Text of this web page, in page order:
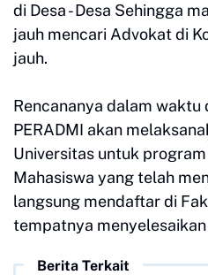
di Desa - Desa Sehingga
jauh mencari Advokat di
jauh.
Rencananya dalam waktu
PERADMI akan
Universitas untuk
Mahasiswa yang telah
langsung mendaftar di
tempatnya
Berita Terkait